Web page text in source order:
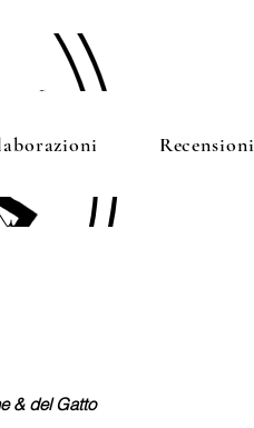
Recensioni
& del Gatto